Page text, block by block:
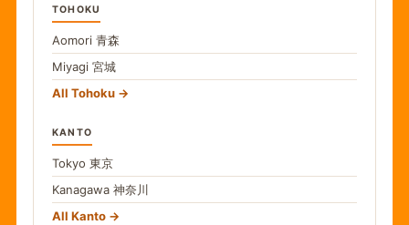
TOHOKU
Aomori 青森
Miyagi 宮城
All Tohoku
KANTO
Tokyo 東京
Kanagawa 神奈川
All Kanto